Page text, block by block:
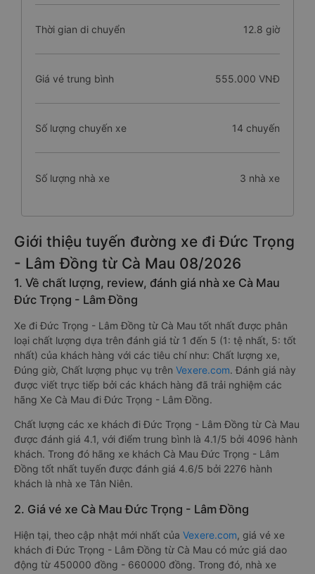
Thời gian di chuyển 12.8 giờ
Giá vé trung bình 555.000 VNĐ
Số lượng chuyến xe 14 chuyến
Số lượng nhà xe 3 nhà xe
Giới thiệu tuyến đường xe đi Đức Trọng
- Lâm Đồng từ Cà Mau 08/2026
1. Về chất lượng, review, đánh giá nhà xe Cà Mau
Đức Trọng - Lâm Đồng
Xe đi Đức Trọng - Lâm Đồng từ Cà Mau tốt nhất được phân
loại chất lượng dựa trên đánh giá từ 1 đến 5 (1: tệ nhất, 5: tốt
nhất) của khách hàng với các tiêu chí như: Chất lượng xe,
Đúng giờ, Chất lượng phục vụ trên Vexere.com. Đánh giá này
được viết trực tiếp bởi các khách hàng đã trải nghiệm các
hãng Xe Cà Mau đi Đức Trọng - Lâm Đồng.
Chất lượng các xe khách đi Đức Trọng - Lâm Đồng từ Cà Mau
được đánh giá 4.1, với điểm trung bình là 4.1/5 bởi 4096 hành
khách. Trong đó hãng xe khách Cà Mau Đức Trọng - Lâm
Đồng tốt nhất tuyến được đánh giá 4.6/5 bởi 2276 hành
khách là nhà xe Tân Niên.
2. Giá vé xe Cà Mau Đức Trọng - Lâm Đồng
Hiện tại, theo cập nhật mới nhất của Vexere.com, giá vé xe
khách đi Đức Trọng - Lâm Đồng từ Cà Mau có mức giá dao
động từ 450000 đồng - 660000 đồng. Trong đó, nhà xe